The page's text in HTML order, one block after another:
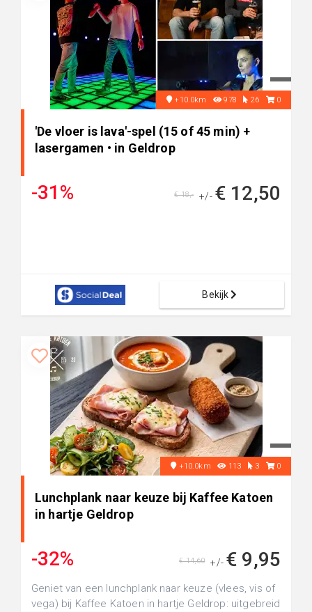
+10.0km 978 26 0
'De vloer is lava'-spel (15 of 45 min) +
lasergamen • in Geldrop
-31% +/- € 12,50
€ 18,-
Bekijk
+10.0km 113 3 0
Lunchplank naar keuze bij Kaffee Katoen
in hartje Geldrop
-32% +/- € 9,95
€ 14,60
Geniet van een lunchplank naar keuze (vlees, vis of
vega) bij Kaffee Katoen in hartje Geldrop: uitgebreid